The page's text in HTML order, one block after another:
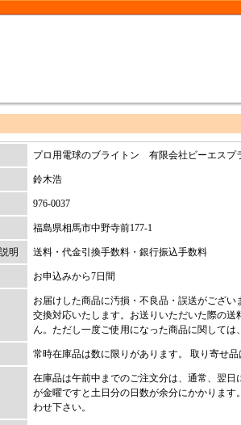
プロ用電球のブライトン 有限会社ビーエスプ
鈴木浩
976-0037
福島県相馬市中野寺前177-1
明 送料・代金引換手数料・銀行振込手数料
お申込みから7日間
お届けした商品に汚損・不良品・誤送がござ
交換対応いたします。お送りいただいた際の
ん。ただし一度ご使用になった商品に関しては
常時在庫品は数に限りがあります。 取り寄せ
在庫品は午前中までのご注文分は、通常、翌
が金曜ですと土日分の日数が余分にかかりま
わせ下さい。